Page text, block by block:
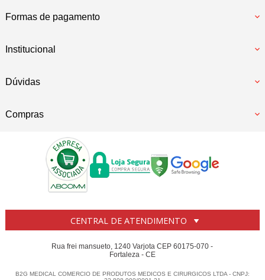
Formas de pagamento
Institucional
Dúvidas
Compras
CENTRAL DE ATENDIMENTO
Rua frei mansueto, 1240 Varjota CEP 60175-070 -
Fortaleza - CE
B2G MEDICAL COMERCIO DE PRODUTOS MEDICOS E CIRURGICOS LTDA - CNPJ: